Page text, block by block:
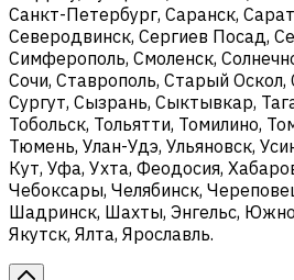
Санкт-Петербург, Саранск,
Северодвинск, Сергиев Посад,
Симферополь, Смоленск,
Сочи, Ставрополь, Старый Оскол,
Сургут, Сызрань, Сыктывкар,
Тобольск, Тольятти, Томилино,
Тюмень, Улан-Удэ, Ульяновск,
Кут, Уфа, Ухта, Феодосия,
Чебоксары, Челябинск,
Шадринск, Шахты, Энгельс,
Якутск, Ялта, Ярославль.